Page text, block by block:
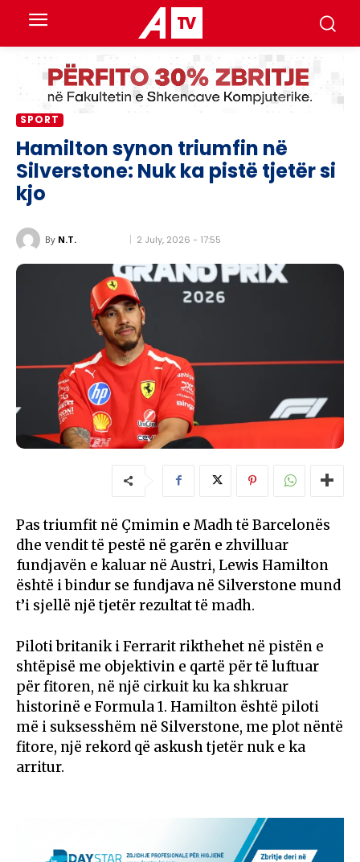
SPORT
Hamilton synon triumfin në
Silverstone: Nuk ka pistë tjetër si
kjo
By N.T. 2 July, 2026 - 17:55
Pas triumfit në Çmimin e Madh të Barcelonës
dhe vendit të pestë në garën e zhvilluar
fundjavën e kaluar në Austri, Lewis Hamilton
është i bindur se fundjava në Silverstone mund
t’i sjellë një tjetër rezultat të madh.
Piloti britanik i Ferrarit rikthehet në pistën e
shtëpisë me objektivin e qartë për të luftuar
për fitoren, në një cirkuit ku ka shkruar
historinë e Formula 1. Hamilton është piloti
më i suksesshëm në Silverstone, me plot nëntë
fitore, një rekord që askush tjetër nuk e ka
arritur.